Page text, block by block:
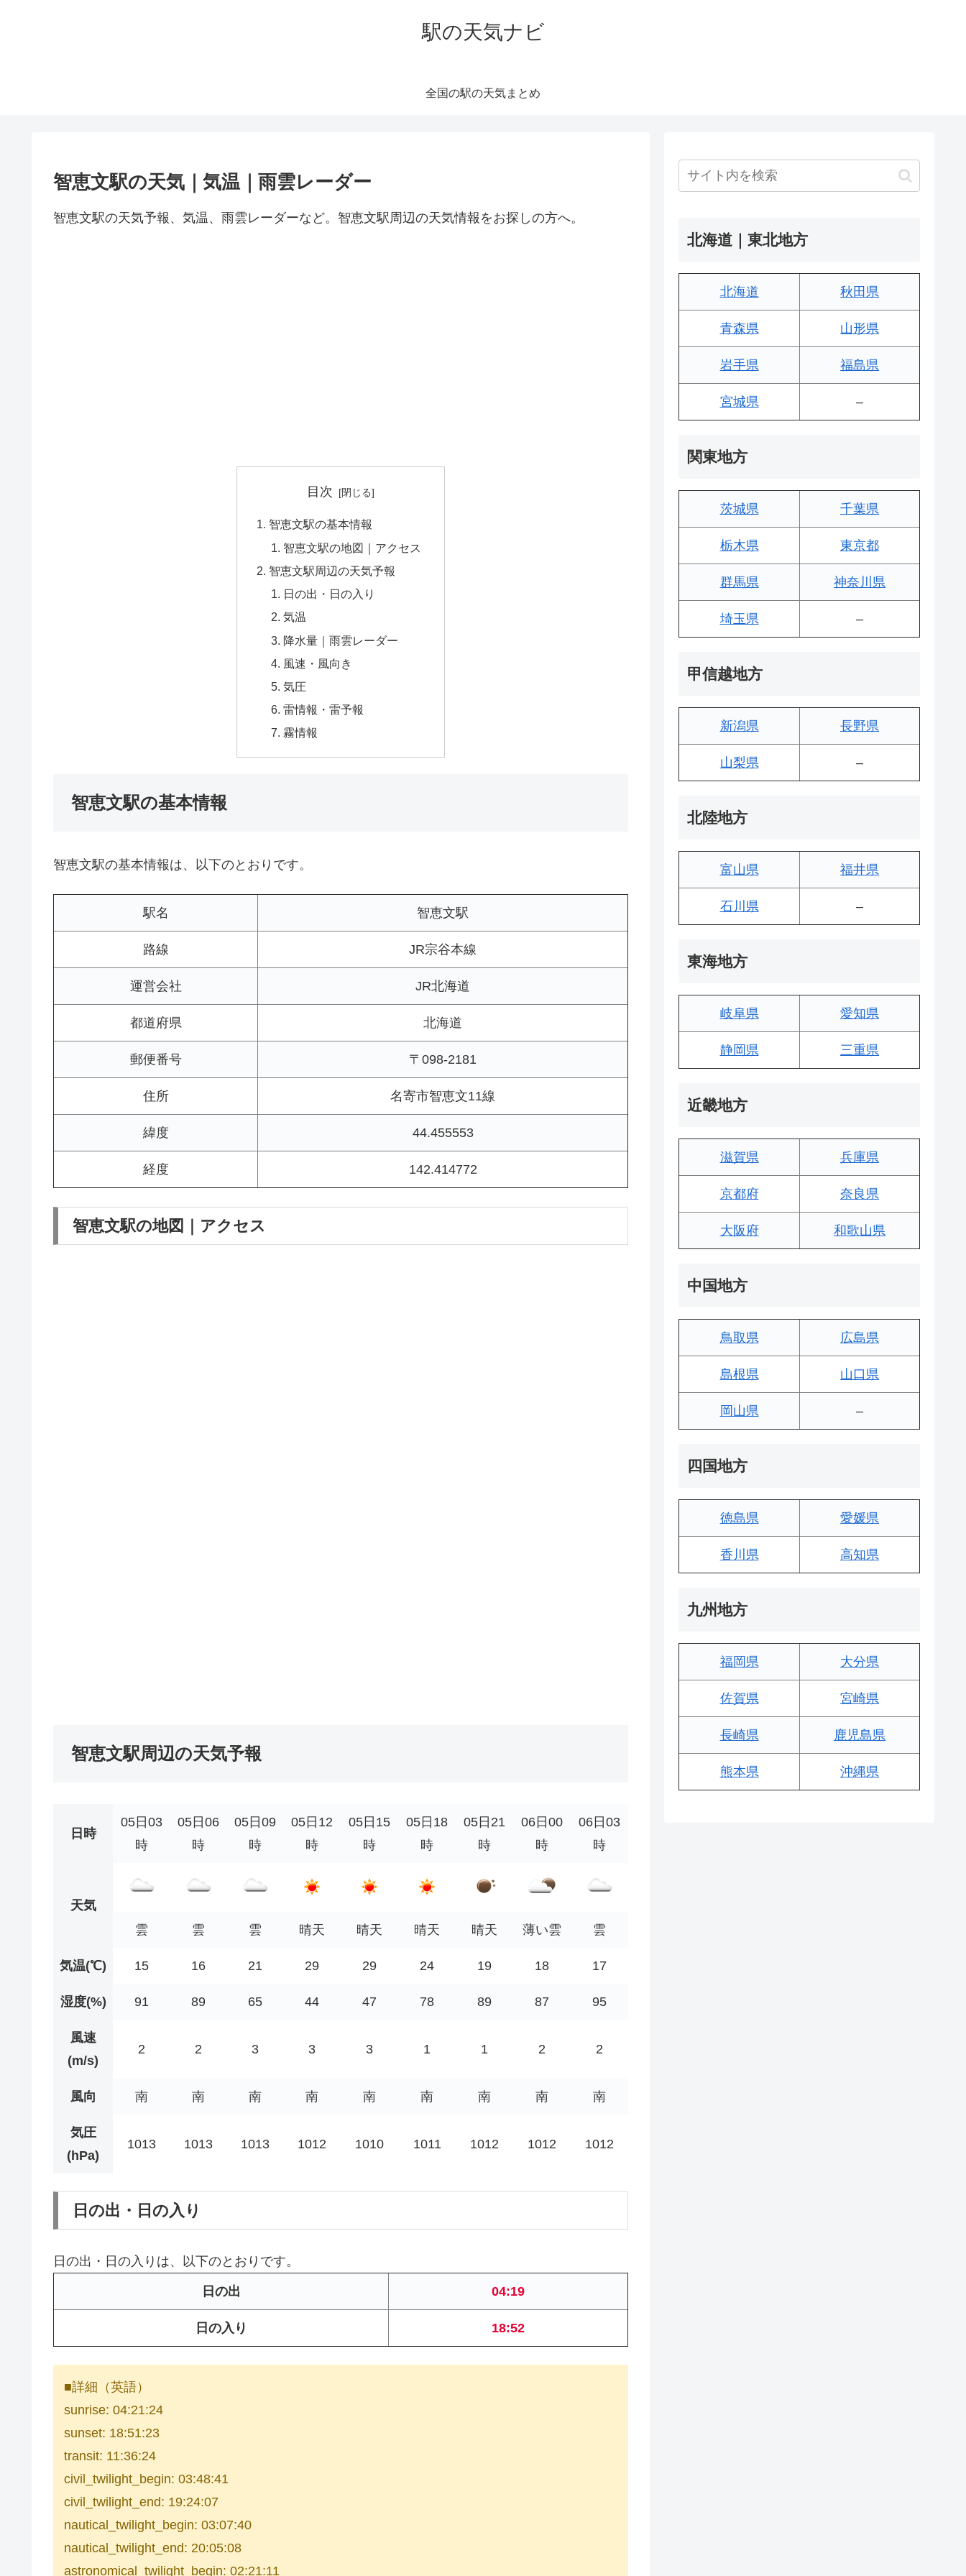
駅の天気ナビ
全国の駅の天気まとめ
智恵文駅の天気｜気温｜雨雲レーダー
智恵文駅の天気予報、気温、雨雲レーダーなど。智恵文駅周辺の天気情報をお探しの方へ。
目次
智恵文駅の基本情報
智恵文駅の地図｜アクセス
智恵文駅周辺の天気予報
日の出・日の入り
気温
降水量｜雨雲レーダー
風速・風向き
気圧
雷情報・雷予報
霧情報
智恵文駅の基本情報
智恵文駅の基本情報は、以下のとおりです。
駅名 智恵文駅
路線 JR宗谷本線
運営会社 JR北海道
都道府県 北海道
郵便番号 〒098-2181
住所 名寄市智恵文11線
緯度 44.455553
経度 142.414772
智恵文駅の地図｜アクセス
智恵文駅周辺の天気予報
日時
05日03
時
05日06
時
05日09
時
05日12
時
05日15
時
05日18
時
05日21
時
06日00
時
06日03
時
天気
雲
雲 雲 晴天 晴天 晴天 晴天 薄い雲 雲
気温(℃) 15 16 21 29 29 24 19 18 17
湿度(%) 91 89 65 44 47 78 89 87 95
風速
(m/s)
2 2 3 3 3 1 1 2 2
風向 南 南 南 南 南 南 南 南 南
気圧
(hPa)
1013 1013 1013 1012 1010 1011 1012 1012 1012
日の出・日の入り
日の出・日の入りは、以下のとおりです。
日の出 04:19
日の入り 18:52
■詳細（英語）
sunrise: 04:21:24
sunset: 18:51:23
transit: 11:36:24
civil_twilight_begin: 03:48:41
civil_twilight_end: 19:24:07
nautical_twilight_begin: 03:07:40
nautical_twilight_end: 20:05:08
astronomical_twilight_begin: 02:21:11
北海道｜東北地方
北海道 秋田県
青森県 山形県
岩手県 福島県
宮城県 –
関東地方
茨城県 千葉県
栃木県 東京都
群馬県 神奈川県
埼玉県 –
甲信越地方
新潟県 長野県
山梨県 –
北陸地方
富山県 福井県
石川県 –
東海地方
岐阜県 愛知県
静岡県 三重県
近畿地方
滋賀県 兵庫県
京都府 奈良県
大阪府 和歌山県
中国地方
鳥取県 広島県
島根県 山口県
岡山県 –
四国地方
徳島県 愛媛県
香川県 高知県
九州地方
福岡県 大分県
佐賀県 宮崎県
長崎県 鹿児島県
熊本県 沖縄県